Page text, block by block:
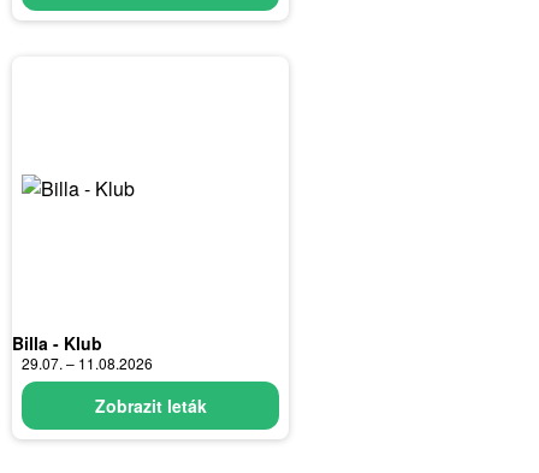
Billa - Klub
29.07. – 11.08.2026
Zobrazit leták